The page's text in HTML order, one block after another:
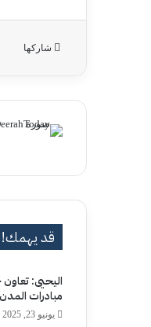
شاركها
قد يهمك!
اليحيى:
مبادرات
يونيو 23, 2025